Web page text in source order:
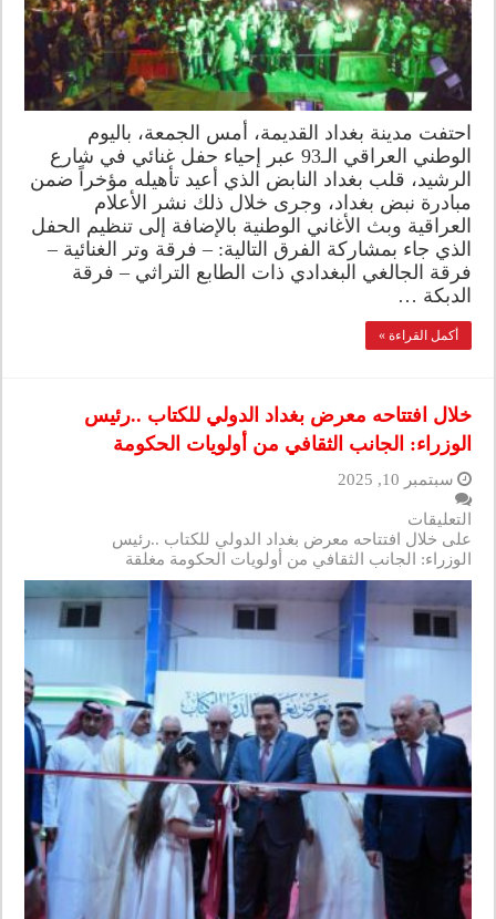
احتفت مدينة بغداد القديمة، أمس الجمعة، باليوم
الوطني العراقي الـ93 عبر إحياء حفل غنائي في شارع
الرشيد، قلب بغداد النابض الذي أعيد تأهيله مؤخراً ضمن
مبادرة نبض بغداد، وجرى خلال ذلك نشر الأعلام
العراقية وبث الأغاني الوطنية بالإضافة إلى تنظيم الحفل
الذي جاء بمشاركة الفرق التالية: – فرقة وتر الغنائية –
فرقة الجالغي البغدادي ذات الطابع التراثي – فرقة
الدبكة …
أكمل القراءة »
خلال افتتاحه معرض بغداد الدولي للكتاب ..رئيس
الوزراء: الجانب الثقافي من أولويات الحكومة
سبتمبر 10, 2025
التعليقات
على خلال افتتاحه معرض بغداد الدولي للكتاب ..رئيس
الوزراء: الجانب الثقافي من أولويات الحكومة مغلقة